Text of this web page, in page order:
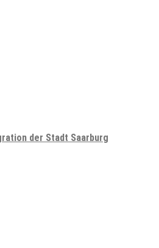
der Stadt Saarburg